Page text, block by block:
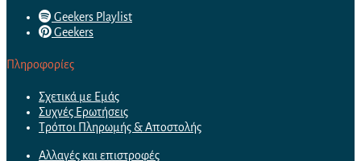
Geekers Playlist
Geekers
Πληροφορίες
Σχετικά με Εμάς
Συχνές Ερωτήσεις
Τρόποι Πληρωμής & Αποστολής
Αλλαγές και επιστροφές